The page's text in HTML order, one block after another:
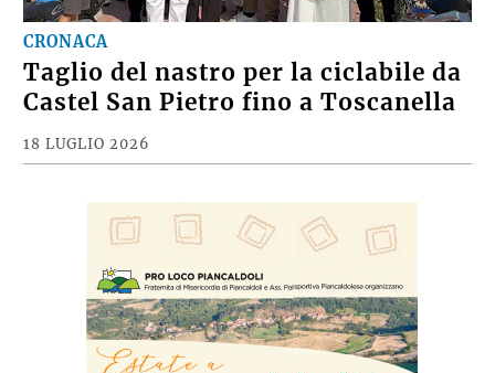
CRONACA
Taglio del nastro per la ciclabile da
Castel San Pietro fino a Toscanella
18 LUGLIO 2026